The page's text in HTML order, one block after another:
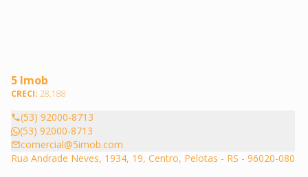
5 Imob
CRECI: 28.188
(53) 92000-8713
(53) 92000-8713
comercial@5imob.com
Rua Andrade Neves, 1934, 19, Centro, Pelotas - RS - 96020-080